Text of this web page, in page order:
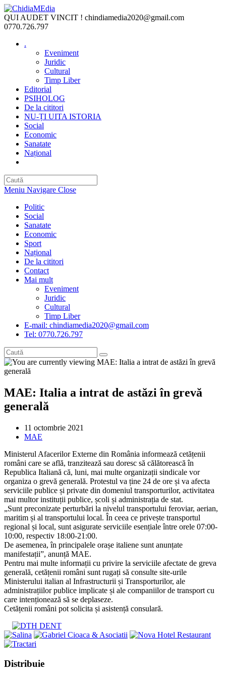
Skip
to
content
QUI AUDET VINCIT ! chindiamedia2020@gmail.com
0770.726.797
.
Eveniment
Juridic
Cultural
Timp Liber
Editorial
PSIHOLOG
De la cititori
NU-ȚI UITA ISTORIA
Social
Economic
Sanatate
Național
Meniu Navigare Close
Politic
Social
Sanatate
Economic
Sport
Național
De la cititori
Contact
Mai mult
Eveniment
Juridic
Cultural
Timp Liber
E-mail: chindiamedia2020@gmail.com
Tel: 0770.726.797
MAE: Italia a intrat de astăzi în grevă
generală
Post
published:
11 octombrie 2021
Post
MAE
Ministerul Afacerilor Externe din România informează cetățenii
români care se află, tranzitează sau doresc să călătorească în
Republica Italiană că, luni, mai multe organizații sindicale vor
organiza o grevă generală. Protestul va ține 24 de ore și va afecta
serviciile publice și private din domeniul transporturilor, activitatea
mai multor instituții publice, școli și administrația de stat.
„Sunt preconizate perturbări la nivelul transportului feroviar, aerian,
maritim și al transportului local. În ceea ce privește transportul
regional și local, sunt asigurate serviciile esențiale între orele 07:00-
10:00, respectiv 18:00-21:00.
De asemenea, în principalele orașe italiene sunt anunțate
manifestații”, anunță MAE.
Pentru mai multe informații cu privire la serviciile afectate de greva
generală, cetățenii români sunt rugați să consulte site-urile
Ministerului italian al Infrastructurii și Transporturilor, ale
administrațiilor publice implicate și ale companiilor de transport cu
care intenționează să se deplaseze.
Cetățenii români pot solicita și asistență consulară.
DistribuieShare